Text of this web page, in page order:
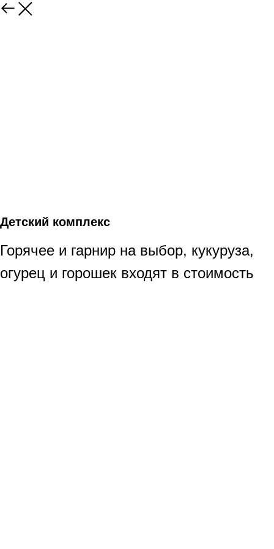
Детский комплекс
Горячее и гарнир на выбор, кукуруза,
огурец и горошек входят в стоимость